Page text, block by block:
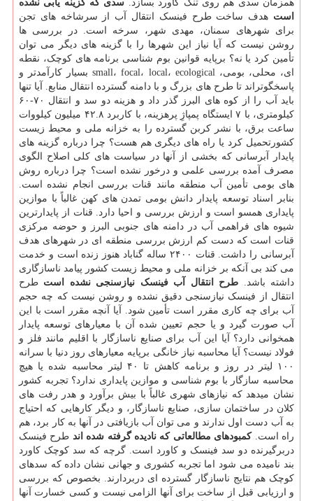
همزمان سدی هم روی تنگ کاورد بسازد. سدی که گزینه یابی نشده
است هدف ساخت طرح فینسک انتقال آب از سرشاخه های تجن
برای شهرهای سمنان، مهدی شهر، سرخه است. در بررسی ها
روشن نیست که آیا نیاز این شهرها را با گزینه های دیگر می توان
تأمین کرد یا نه؟ برپایه قوانین بوم شناسی برنامه های کوچک، نقطه
ای، محلی، بومی، small، focal، local، ecological بسیار کارآمدتر و
پاسخگوتراند تا طرح های بزرگ و با دامنه گسترده انتقال منابع. آیا تنها
باید آب را از کوه های البرز گذر داد و هزینه دو سد و انتقال ۷۰-۶۰
کیلومتری، با ۷ ایستگاه پمپاژِ پرهزینه، با کاربرد ۴۲.۸ میلیون کیلووات
ساعت برق، با نشر کربن گسترده را به خزانه ملی و محیط زیست
کشورتحمیل کرد یا راه های دیگری هم هست؟ چرا درباره گزینه های
پایدار آبرسانی که بخشی از آنها در سیاست های کلی اصلاح الگوی
مصرف آمده بررسی علمی و درخور نشده است؟ چرا درباره روش
های بومی تأمین آب منطقه مانند قنات بررسی انجام نشده است.
بنابر اسناد توسعه پایدار دانش بومی تمدن های کهن غالباً با موازین
پایداری همسو است و ارزش بررسی و احیا دارد. قنات از پایدارترین
شیوه های فراهمی آب در دامنه های جنوبی البرز و حوضه مرکزی
قنات است که دست کم ارزش بررسی منطقه ای در شهرهای هدف
آبرسانی را داشت. قنات ۲۴۰۰ ساله گناباد هنوز زنده است و خدمت
می کند بی آنکه بر خزانه ملی و محیط زیست کشور پیامد ناسازگاری
داشته باشد. طرح انتقال آب فینسک نیازسنجی نشده است طرح
انتقال از فینسک نیازسنجی دقیق نشده و روشن نیست که چه حجم
آب برای چه کاری مقرر است تأمین شود. آیا آنچه مقرر است با این
آب صورت گیرد و یا حجم تعیین شده آن با معیارهای توسعه پایدار
همخوانی دارد؟ آیا این آب برای صنایع ناسازگار با اقلیم مانند فلز و
فولاد نیست؟ آیا محاسبه نیاز خانگی برپایه معیارهای روز دنیا با سرانه
۱۰۰ لیتر در روز و برنامه کاهش تا ۴۰ لیتر محاسبه شده یا هیچ
محاسبه سازگار با بوم شناسی و موازین پایداری ندارد؟ تجربه کشور
نشان میدهد که نیازهای شهری غالباً با بیش برآورد و هدر رفت های
کلان در ساختمان سازی، صنایع ناسازگار، و دیگر کارهایی که احتیاج
به آب دست اول ندارند و می توان آب بازیافتی در آنها به کار برد، هم
راه است.کمبودهای مطالعاتی که نادیده گرفته شده اند طرح فینسک
دربرگیرنده دو سد فینسک و کاورد است. گرچه که سد کوچک کاورد
بند نامیده می شود اما تجربه کشوری و جهانی نشان داده که سدهای
کوچک هم نتایج ناسازگار گسترده ای دربردارند. بخصوص که بررسی
و ارزیابی قبل از ساخت برای آنها الزامی نیست و کسی خسارت آنها